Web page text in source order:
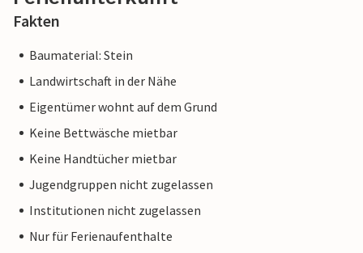
Fakten
Baumaterial: Stein
Landwirtschaft in der Nähe
Eigentümer wohnt auf dem Grund
Keine Bettwäsche mietbar
Keine Handtücher mietbar
Jugendgruppen nicht zugelassen
Institutionen nicht zugelassen
Nur für Ferienaufenthalte